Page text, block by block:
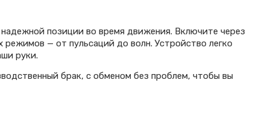
позиции во время движения. Включите через
— от пульсаций до волн. Устройство легко
руки.
брак, с обменом без проблем, чтобы вы